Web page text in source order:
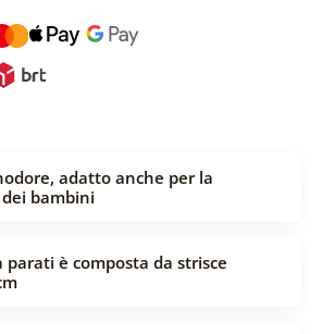
adatto anche per la
bambini
parati è composta da strisce